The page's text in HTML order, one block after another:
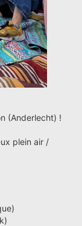
(Anderlecht) !
plein air /